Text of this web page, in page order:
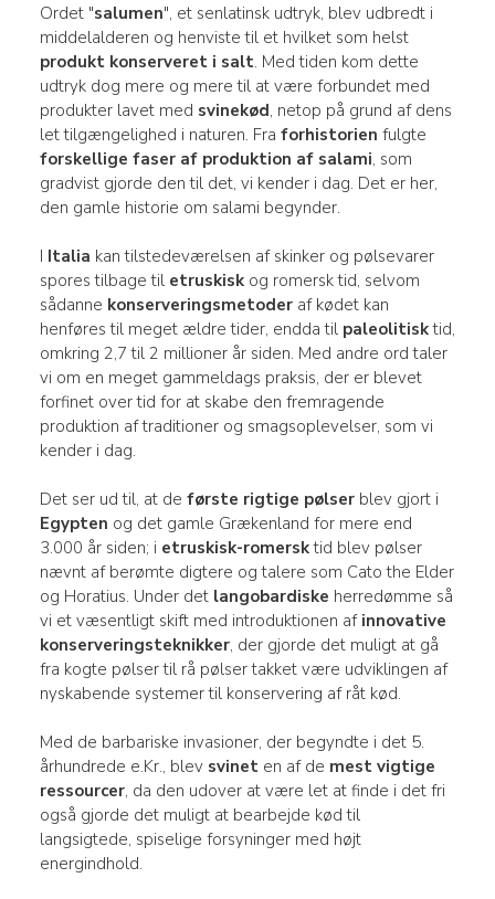
Ordet "salumen", et senlatinsk udtryk, blev udbredt i
middelalderen og henviste til et hvilket som helst
produkt konserveret i salt. Med tiden kom dette
udtryk dog mere og mere til at være forbundet med
produkter lavet med svinekød, netop på grund af dens
let tilgængelighed i naturen. Fra forhistorien fulgte
forskellige faser af produktion af salami, som
gradvist gjorde den til det, vi kender i dag. Det er her,
den gamle historie om salami begynder.
I Italia kan tilstedeværelsen af skinker og pølsevarer
spores tilbage til etruskiskog romersk tid, selvom
sådanne konserveringsmetoderaf kødet kan
henføres til meget ældre tider, endda til paleolitisktid,
omkring 2,7 til 2 millioner år siden. Med andre ord taler
vi om en meget gammeldags praksis, der er blevet
forfinet over tid for at skabe den fremragende
produktion af traditioner og smagsoplevelser, som vi
kender i dag.
Det ser ud til, at de første rigtige pølserblev gjort i
Egypten og det gamle Grækenland for mere end
3.000 år siden; i etruskisk-romersktid blev pølser
nævnt af berømte digtere og talere som Cato the Elder
og Horatius. Under det langobardiske herredømme så
vi et væsentligt skift med introduktionen af innovative
konserveringsteknikker, der gjorde det muligt at gå
fra kogte pølser til rå pølser takket være udviklingen af
nyskabende systemer til konservering af råt kød.
Med de barbariske invasioner, der begyndte i det 5.
århundrede e.Kr., blev svineten af de mest vigtige
ressourcer, da den udover at være let at finde i det fri
også gjorde det muligt at bearbejde kød til
langsigtede, spiselige forsyninger med højt
energindhold.